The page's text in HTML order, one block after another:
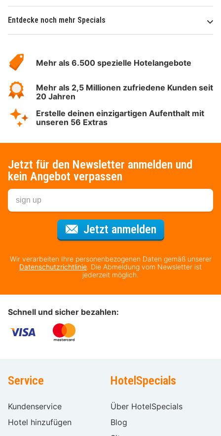
Entdecke noch mehr Specials
Hotelspecials
Mehr als 6.500 spezielle Hotelangebote
Mehr als 2,5 Millionen zufriedene Kunden seit
20 Jahren
Erstelle deinen einzigartigen Aufenthalt mit
unseren 56 Extras
Jetzt für den Newsletter anmelden und
kein Angebot verpassen
Jetzt anmeldenFür den
Wir verarbeiten Ihre personenbezogenen Daten gemäß unserer
Datenschutzrichtlinie. Die Abmeldung vom Newsletter ist
jederzeit möglich.
Schnell und sicher bezahlen:
Service
Kundenservice
Hotel hinzufügen
HotelSpecials
Über HotelSpecials
Blog